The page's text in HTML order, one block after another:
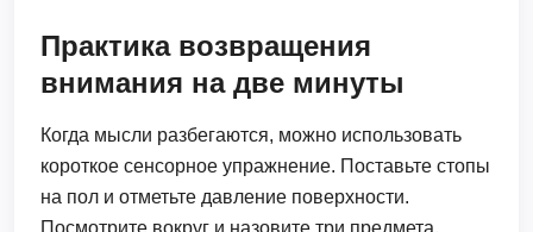
Практика возвращения
внимания на две минуты
Когда мысли разбегаются, можно использовать
короткое сенсорное упражнение. Поставьте стопы
на пол и отметьте давление поверхности.
Посмотрите вокруг и назовите три предмета,